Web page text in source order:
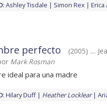
: Ashley Tisdale Simon Rex Erica
perfecto
(2005) ....
Mark Rosman
ideal para una madre
: Hilary Duff Heather Locklear